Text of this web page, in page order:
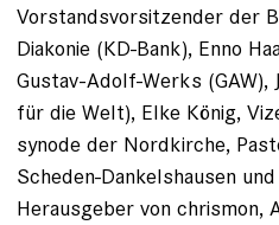
Vorstandsvorsitzender der
Diakonie (KD-Bank), Enno
Gustav-Adolf-Werks
für die Welt), Elke König,
synode der Nordkirche,
Scheden-Dankelshausen
Herausgeber von chrismon,